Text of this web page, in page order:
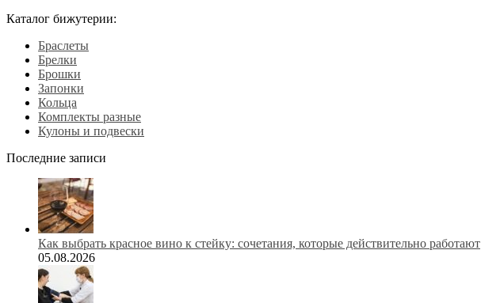
Каталог бижутерии:
Браслеты
Брелки
Брошки
Запонки
Кольца
Комплекты разные
Кулоны и подвески
Последние записи
Как выбрать красное вино к стейку: сочетания, которые действительно работают
05.08.2026